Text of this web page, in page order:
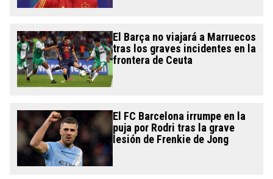
El Barça no viajará a Marruecos
tras los graves incidentes en la
frontera de Ceuta
El FC Barcelona irrumpe en la
puja por Rodri tras la grave
lesión de Frenkie de Jong